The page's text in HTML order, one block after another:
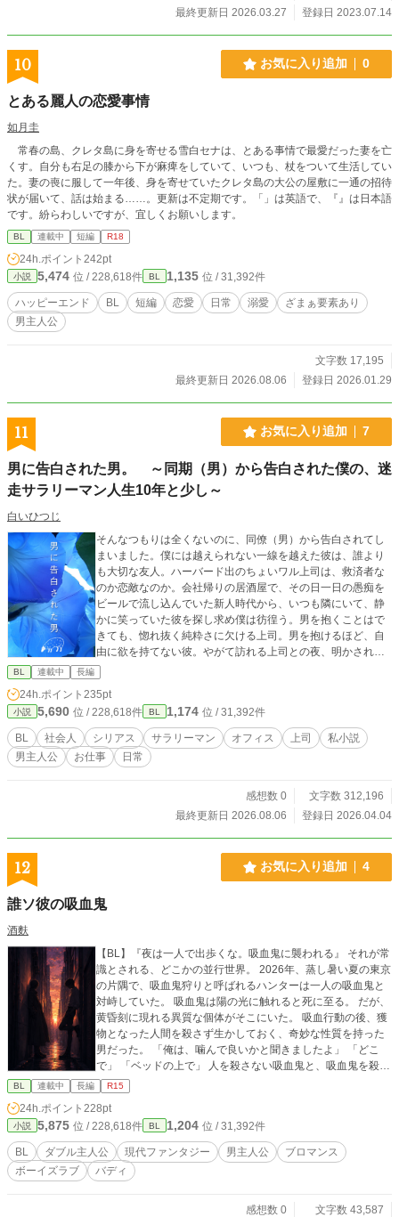
最終更新日 2026.03.27
登録日 2023.07.14
10 お気に入り追加 0
とある麗人の恋愛事情
如月圭
常春の島、クレタ島に身を寄せる雪白セナは、とある事情で最愛だった妻を亡
くす。自分も右足の膝から下が麻痺をしていて、いつも、杖をついて生活してい
た。妻の喪に服して一年後、身を寄せていたクレタ島の大公の屋敷に一通の招待
状が届いて、話は始まる……。更新は不定期です。「」は英語で、『』は日本語
です。紛らわしいですが、宜しくお願いします。
BL 連載中 短編 R18
24h.ポイント 242pt
小説 5,474 位 / 228,618件 BL 1,135 位 / 31,392件
ハッピーエンド BL 短編 恋愛 日常 溺愛
ざまぁ要素あり
男主人公
文字数 17,195
最終更新日 2026.08.06
登録日 2026.01.29
11 お気に入り追加 7
男に告白された男。 ～同期（男）から告白された僕の、迷
走サラリーマン人生10年と少し～
白いひつじ
そんなつもりは全くないのに、同僚（男）から告白されてし
まいました。僕には越えられない一線を越えた彼は、誰より
も大切な友人。ハーバード出のちょいワル上司は、救済者な
のか恋敵なのか。会社帰りの居酒屋で、その日一日の愚痴を
ビールで流し込んでいた新人時代から、いつも隣にいて、静
かに笑っていた彼を探し求め僕は彷徨う。男を抱くことはで
きても、惚れ抜く純粋さに欠ける上司。男を抱けるほど、自
由に欲を持てない彼。やがて訪れる上司との夜、明かされる
過去。そして米国赴任によって変化してゆく彼。僕の知らな
い時が、僕の知らない彼を作っていく。彼の思いを受け容れ
られないけれど、友人としての彼を手放すことが出来ないま
ま続く葛藤の日々。 ※こちらは、FC２にて2005年~2015年
に公開したブログに基づいています。このため、本文中に登
場する施設・出来事などはすべて、公開当時の情報となって
おります。ある方にとっては懐かしく、ある方にとっては平
BL 連載中 長編
24h.ポイント 235pt
小説 5,690 位 / 228,618件 BL 1,174 位 / 31,392件
BL 社会人 シリアス サラリーマン オフィス 上司
私小説
男主人公
お仕事 日常
感想数 0
文字数 312,196
最終更新日 2026.08.06
登録日 2026.04.04
12 お気に入り追加 4
誰ソ彼の吸血鬼
酒麩
【BL】『夜は一人で出歩くな。吸血鬼に襲われる』 それが常
識とされる、どこかの並行世界。 2026年、蒸し暑い夏の東京
の片隅で、吸血鬼狩りと呼ばれるハンターは一人の吸血鬼と
対峙していた。 吸血鬼は陽の光に触れると死に至る。 だが、
黄昏刻に現れる異質な個体がそこにいた。 吸血行動の後、獲
物となった人間を殺さず生かしておく、奇妙な性質を持った
男だった。 「俺は、噛んで良いかと聞きましたよ」 「どこ
で」 「ベッドの上で」 人を殺さない吸血鬼と、吸血鬼を殺し
たいハンター。 陽は沈み、短い夜が始まった。 ------------------
-------------------- 毎日更新予定。全二十一話+番外編三話。 完
結分まで予約投稿済。 一話あたり2000字前後を目安に執筆し
ております。 露骨な性的描写はありませんが、接吻・首から
の吸血等の描写を含みます。苦手な方はご注意ください。
BL 連載中 長編 R15
24h.ポイント 228pt
小説 5,875 位 / 228,618件 BL 1,204 位 / 31,392件
BL ダブル主人公 現代ファンタジー 男主人公
ブロマンス
ボーイズラブ
バディ
感想数 0
文字数 43,587